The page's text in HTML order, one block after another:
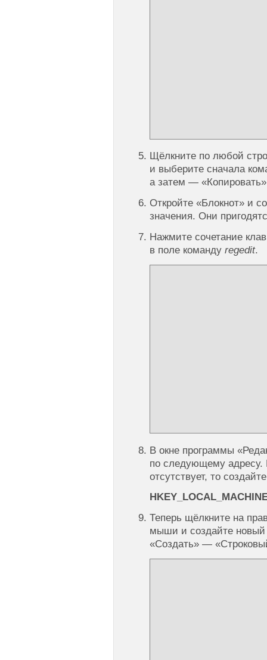
Щёлкните по любой
и выберите сначала
а затем —
Откройте «Блокнот» и
значения. Они
Нажмите сочетание
в поле команду regedit.
В окне программы
по следующему адресу.
отсутствует, то
Теперь щёлкните на
мыши и создайте
«Создать» —